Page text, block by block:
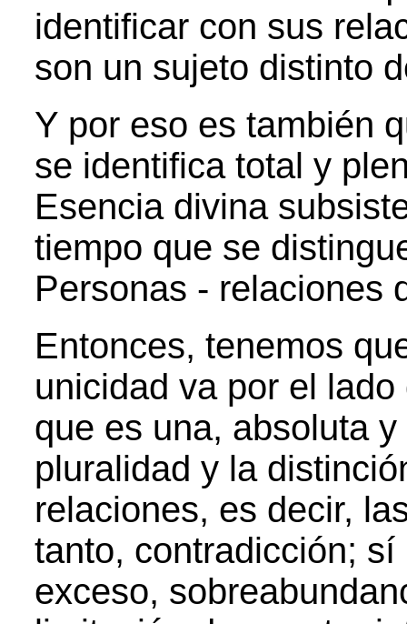
identificar con sus
son un sujeto distinto
Y por eso es también
se identifica total y
Esencia divina
tiempo que se
Personas - relaciones
Entonces, tenemos
unicidad va por el
que es una, absoluta
pluralidad y la
relaciones, es decir,
tanto, contradicción;
exceso,